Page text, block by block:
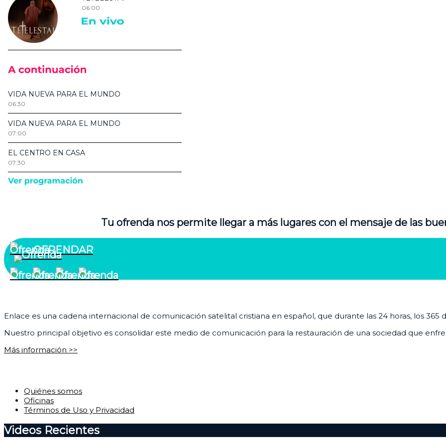
Tu ofrenda nos permite llegar a más lugares con el mensaje de las
OFRENDAR
Enlace es una cadena internacional de comunicación satelital cristiana en español, que durante las 24 horas, los
Nuestro principal objetivo es consolidar este medio de comunicación para la restauración de una sociedad que
Más información >>
Quiénes somos
Oficinas
Términos de Uso y Privacidad
Videos Recientes